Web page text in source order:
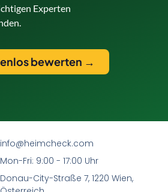
Experten
bewerten →
info@heimcheck.com
Mon-Fri: 9:00 - 17:00 Uhr
Donau-City-Straße 7, 1220 Wien,